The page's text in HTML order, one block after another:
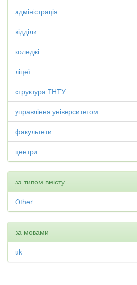
адміністрація
відділи
коледжі
ліцеї
структура ТНТУ
управління університетом
факультети
центри
за типом вмісту
Other
за мовами
uk